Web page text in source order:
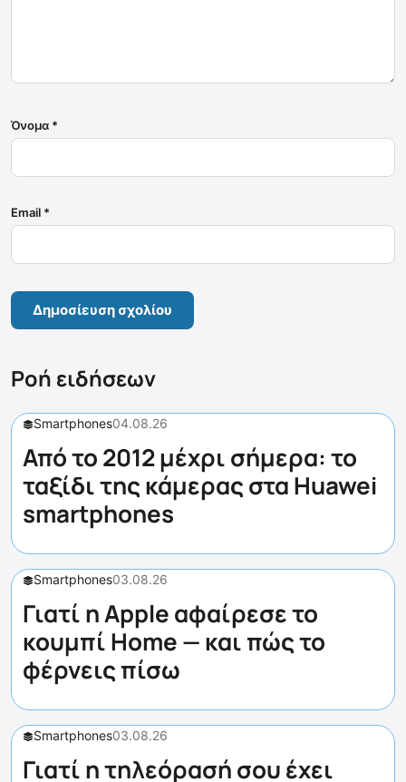
Όνομα *
Email *
Ροή ειδήσεων
Smartphones04.08.26
Από το 2012 μέχρι σήμερα: το
ταξίδι της κάμερας στα Huawei
smartphones
Smartphones03.08.26
Γιατί η Apple αφαίρεσε το
κουμπί Home — και πώς το
φέρνεις πίσω
Smartphones03.08.26
Γιατί η τηλεόρασή σου έχει